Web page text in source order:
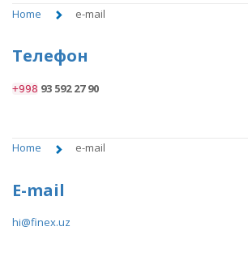
Home e-mail
Телефон
+998 93 592 27 90
Home e-mail
E-mail
hi@finex.uz